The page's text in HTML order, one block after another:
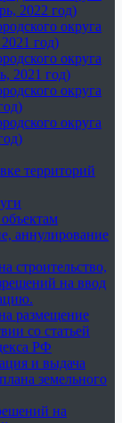
2022 год)
округа
год)
округа
2021 год)
округа
округа
территорий
аннулирование
строительство,
на ввод
размещение
со статьей
РФ
и выдача
земельного
на